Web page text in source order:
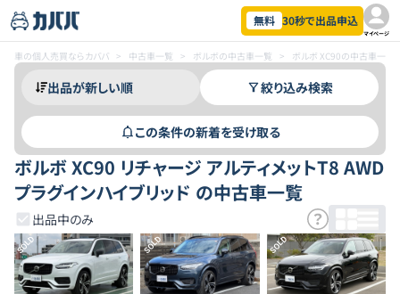
無料 30秒で出品申込
マイページ
車の個人売買ならカババ > 中古車一覧 > ボルボの中古車一覧 > ボルボ XC90の中古車一覧
絞り込み検索
この条件の新着を受け取る
ボルボ XC90 リチャージ アルティメットT8 AWD
プラグインハイブリッド の中古車一覧
出品中のみ
SOLD SOLD SOLD